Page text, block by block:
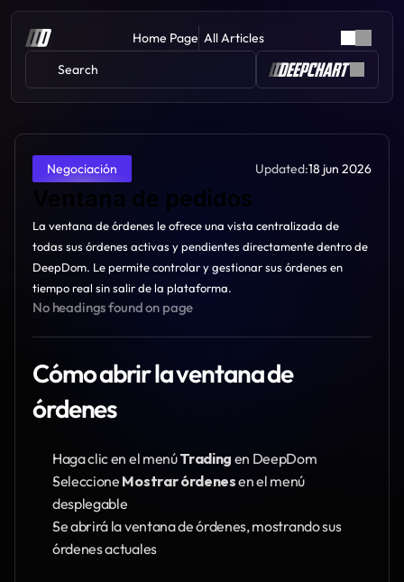
Home Page All Articles
Search
Negociación Updated:18 jun 2026
Ventana de pedidos
La ventana de órdenes le ofrece una vista centralizada de
todas sus órdenes activas y pendientes directamente dentro de
DeepDom. Le permite controlar y gestionar sus órdenes en
tiempo real sin salir de la plataforma.
No headings found on page
Cómo abrir la ventana de
órdenes
Haga clic en el menú Trading en DeepDom
Seleccione Mostrar órdenes en el menú
desplegable
Se abrirá la ventana de órdenes, mostrando sus
órdenes actuales